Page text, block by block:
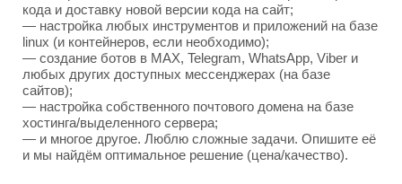
кода и доставку новой версии кода на сайт;
— настройка любых инструментов и приложений на базе
linux (и контейнеров, если необходимо);
— создание ботов в MAX, Telegram, WhatsApp, Viber и
любых других доступных мессенджерах (на базе
сайтов);
— настройка собственного почтового домена на базе
хостинга/выделенного сервера;
— и многое другое. Люблю сложные задачи. Опишите её
и мы найдём оптимальное решение (цена/качество).